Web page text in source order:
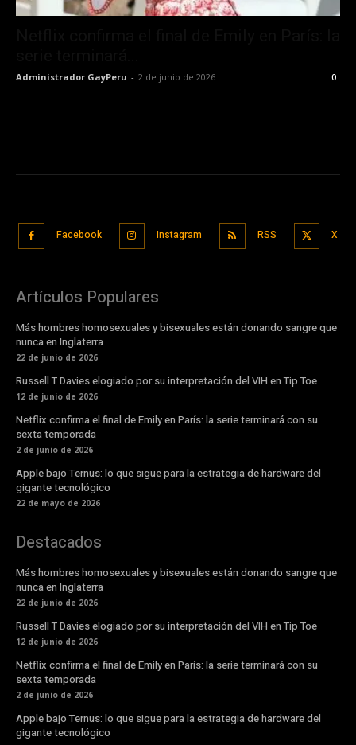
Administrador GayPeru - 2 de junio de 2026 0
Facebook Instagram RSS X
Artículos Populares
Más hombres homosexuales y bisexuales están donando sangre que
nunca en Inglaterra
22 de junio de 2026
Russell T Davies elogiado por su interpretación del VIH en Tip Toe
12 de junio de 2026
Netflix confirma el final de Emily en París: la serie terminará con su
sexta temporada
2 de junio de 2026
Apple bajo Ternus: lo que sigue para la estrategia de hardware del
gigante tecnológico
22 de mayo de 2026
Destacados
Más hombres homosexuales y bisexuales están donando sangre que
nunca en Inglaterra
22 de junio de 2026
Russell T Davies elogiado por su interpretación del VIH en Tip Toe
12 de junio de 2026
Netflix confirma el final de Emily en París: la serie terminará con su
sexta temporada
2 de junio de 2026
Apple bajo Ternus: lo que sigue para la estrategia de hardware del
gigante tecnológico